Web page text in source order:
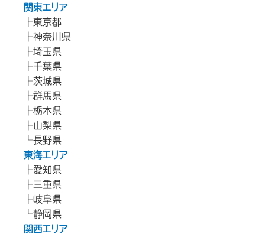
関東エリア
東京都
神奈川県
埼玉県
千葉県
茨城県
群馬県
栃木県
山梨県
長野県
東海エリア
愛知県
三重県
岐阜県
静岡県
関西エリア